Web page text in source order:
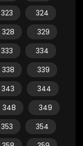
323
324
328
329
333
334
338
339
343
344
348
349
353
354